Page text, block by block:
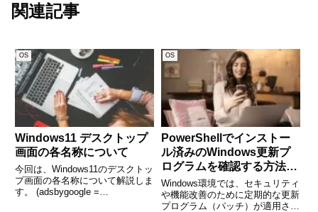
関連記事
OS
Windows11 デスクトップ
画面の各名称について
今回は、Windows11のデスクトッ
プ画面の各名称について解説しま
す。 (adsbygoogle =
OS
PowerShellでインストー
ル済みのWindows更新プ
ログラムを確認する方法：
Get-HotFixの使い方と活用
例
Windows環境では、セキュリティ
や機能改善のために定期的な更新
プログラム（パッチ）が適用され